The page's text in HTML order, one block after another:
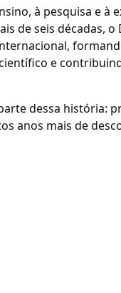
à pesquisa e à
de seis décadas,
e
dessa história:
anos mais de